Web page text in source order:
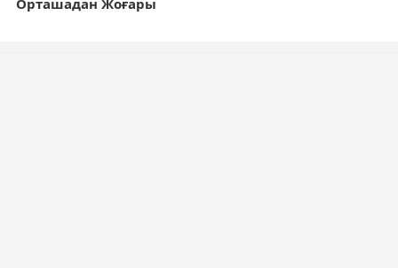
Орташадан Жоғары